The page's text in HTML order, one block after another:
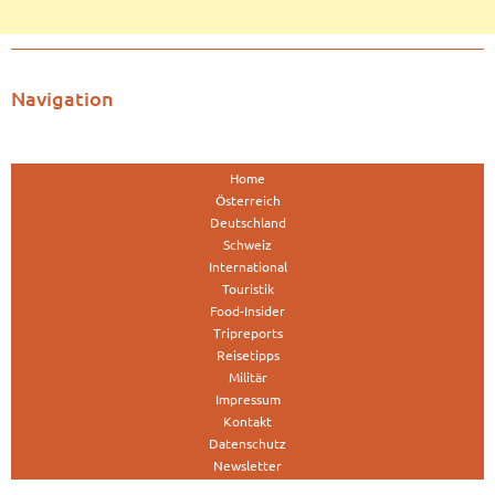
Navigation
Home
Österreich
Deutschland
Schweiz
International
Touristik
Food-Insider
Tripreports
Reisetipps
Militär
Impressum
Kontakt
Datenschutz
Newsletter